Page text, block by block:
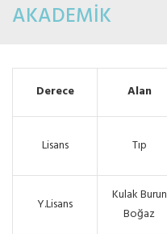
AKADEMİK
Derece Alan
Lisans Tıp
Y.Lisans
Kulak Burun
Boğaz